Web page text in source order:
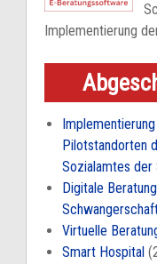
Implementierung
Pilotstandorten
Sozialamtes der
Digitale
Virtuelle
Smart Hospital